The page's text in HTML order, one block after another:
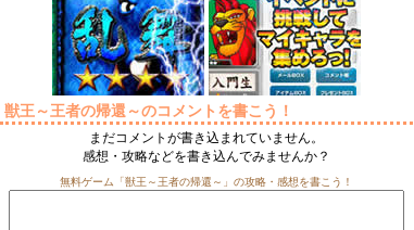
獣王～王者の帰還～のコメントを書こう！
まだコメントが書き込まれていません。
感想・攻略などを書き込んでみませんか？
無料ゲーム「獣王～王者の帰還～」の攻略・感想を書こう！